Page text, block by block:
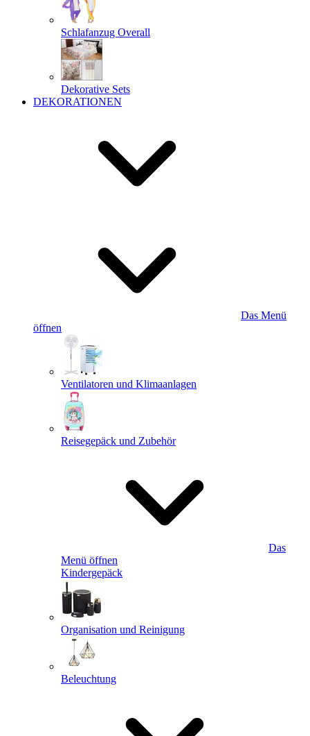
Schlafanzug Overall
Dekorative Sets
DEKORATIONEN
Das Menü
öffnen
Ventilatoren und Klimaanlagen
Reisegepäck und Zubehör
Das
Menü öffnen
Kindergepäck
Organisation und Reinigung
Beleuchtung